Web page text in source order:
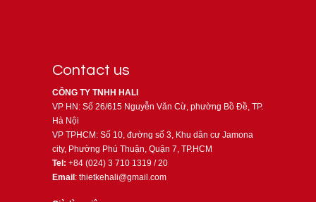
Contact us
CÔNG TY TNHH HALI
VP HN: Số 26/615 Nguyễn Văn Cừ, phường Bồ Đề, TP.
Hà Nội
VP TPHCM: Số 10, đường số 3, Khu dân cư Jamona
city, Phường Phú Thuận, Quận 7, TP.HCM
Tel: +84 (024) 3 710 1319 / 20
Email : thietkehali@gmail.com